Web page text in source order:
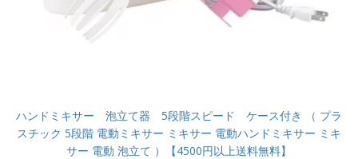
ハンドミキサー 泡立て器 5段階スピード ケース付き （ プラ
スチック 5段階 電動ミキサー ミキサー 電動ハンドミキサー ミキ
サー 電動 泡立て ）【4500円以上送料無料】